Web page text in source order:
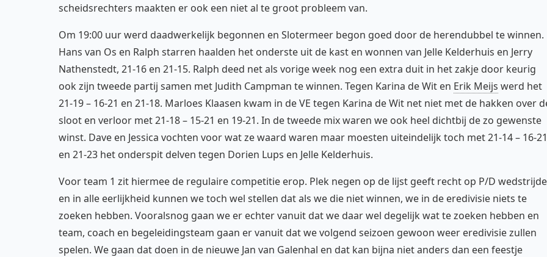
scheidsrechters maakten er ook een niet al te groot probleem van.
Om 19:00 uur werd daadwerkelijk begonnen en Slotermeer begon goed door de herendubbel te winnen.
Hans van Os en Ralph starren haalden het onderste uit de kast en wonnen van Jelle Kelderhuis en Jerry
Nathenstedt, 21-16 en 21-15. Ralph deed net als vorige week nog een extra duit in het zakje door keurig
ook zijn tweede partij samen met Judith Campman te winnen. Tegen Karina de Wit en Erik Meijs werd het
21-19 – 16-21 en 21-18. Marloes Klaasen kwam in de VE tegen Karina de Wit net niet met de hakken over
sloot en verloor met 21-18 – 15-21 en 19-21. In de tweede mix waren we ook heel dichtbij de zo gewenste
winst. Dave en Jessica vochten voor wat ze waard waren maar moesten uiteindelijk toch met 21-14 – 16-21
en 21-23 het onderspit delven tegen Dorien Lups en Jelle Kelderhuis.
Voor team 1 zit hiermee de regulaire competitie erop. Plek negen op de lijst geeft recht op P/D
en in alle eerlijkheid kunnen we toch wel stellen dat als we die niet winnen, we in de eredivisie niets te
zoeken hebben. Vooralsnog gaan we er echter vanuit dat we daar wel degelijk wat te zoeken hebben en
team, coach en begeleidingsteam gaan er vanuit dat we volgend seizoen gewoon weer eredivisie zullen
spelen. We gaan dat doen in de nieuwe Jan van Galenhal en dat kan bijna niet anders dan een feestje